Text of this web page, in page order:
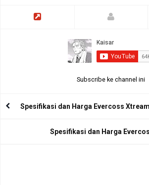
Subscribe ke channel ini
Spesifikasi dan Harga Evercoss
Spesifikasi dan Harga